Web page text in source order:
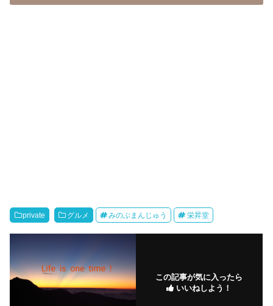
private グルメ みのぶまんじゅう 栄昇堂
この記事が気に入ったら
いいねしよう！